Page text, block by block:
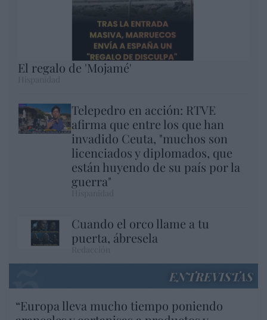
El regalo de 'Mojamé'
Telepedro en acción: RTVE
afirma que entre los que han
invadido Ceuta, "muchos son
licenciados y diplomados, que
están huyendo de su país por la
guerra"
Cuando el orco llame a tu
puerta, ábresela
ENTREVISTAS
“Europa lleva mucho tiempo poniendo